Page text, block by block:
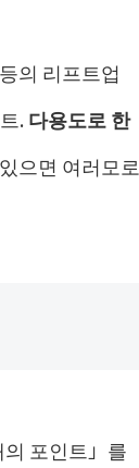
의 리프트업
.다용도로 한
으면 여러모로
포인트」를